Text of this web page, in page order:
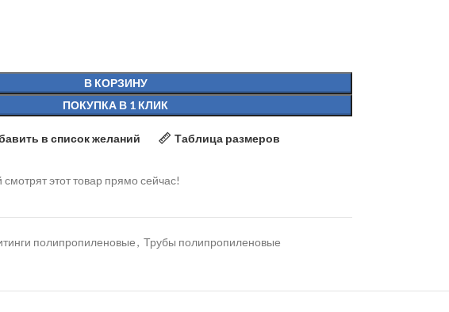
В КОРЗИНУ
ПОКУПКА В 1 КЛИК
в список желаний Таблица размеров
смотрят этот товар прямо сейчас!
полипропиленовые, Трубы полипропиленовые